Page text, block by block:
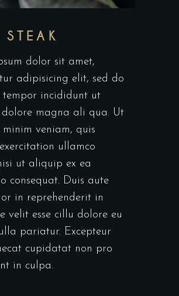
STEAK
dolor sit amet,
adipisicing elit, sed do
tempor incididunt ut
dolore magna ali qua. Ut
veniam, quis
ullamco
ut aliquip ex ea
consequat. Duis aute
in reprehenderit in
velit esse cillu dolore eu
pariatur. Excepteur
cupidatat non pro
in culpa.